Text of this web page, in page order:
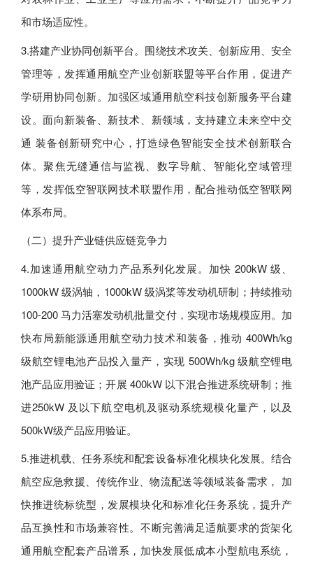
和市场适应性。
3.搭建产业协同创新平台。围绕技术攻关、创新应用、安全
管理等，发挥通用航空产业创新联盟等平台作用，促进产
学研用协同创新。加强区域通用航空科技创新服务平台建
设。面向新装备、新技术、新领域，支持建立未来空中交
通 装备创新研究中心，打造绿色智能安全技术创新联合
体。聚焦无缝通信与监视、数字导航、智能化空域管理
等，发挥低空智联网技术联盟作用，配合推动低空智联网
体系布局。
（二）提升产业链供应链竞争力
4.加速通用航空动力产品系列化发展。加快 200kW 级、
1000kW 级涡轴，1000kW 级涡桨等发动机研制；持续推动
100-200 马力活塞发动机批量交付，实现市场规模应用。加
快布局新能源通用航空动力技术和装备，推动 400Wh/kg
级航空锂电池产品投入量产，实现 500Wh/kg 级航空锂电
池产品应用验证；开展 400kW 以下混合推进系统研制；推
进250kW 及以下航空电机及驱动系统规模化量产，以及
500kW级产品应用验证。
5.推进机载、任务系统和配套设备标准化模块化发展。结合
航空应急救援、传统作业、物流配送等领域装备需求， 加
快推进统标统型，发展模块化和标准化任务系统，提升产
品互换性和市场兼容性。不断完善满足适航要求的货架化
通用航空配套产品谱系，加快发展低成本小型航电系统，